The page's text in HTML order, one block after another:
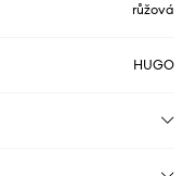
růžová
HUGO